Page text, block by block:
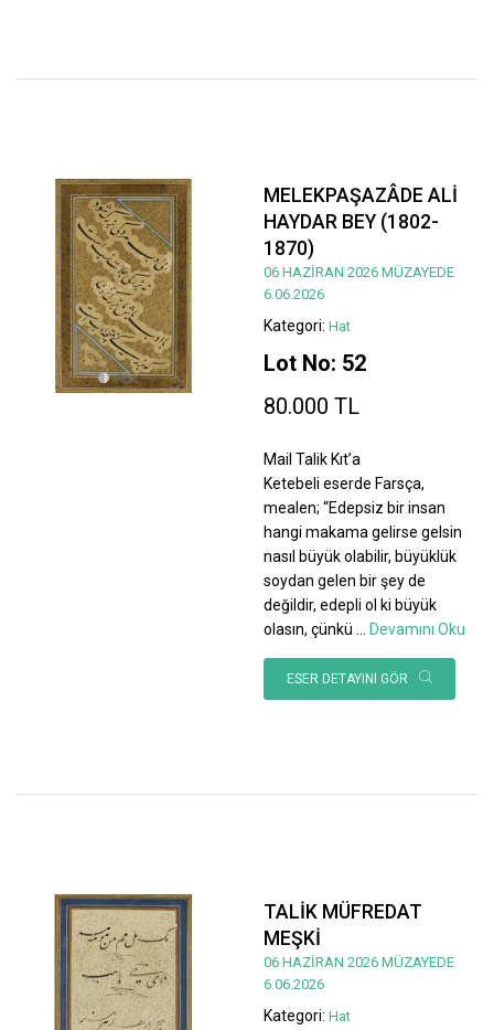
MELEKPAŞAZÂDE ALİ
HAYDAR BEY (1802-
1870)
06 HAZİRAN 2026 MÜZAYEDE
6.06.2026
Kategori: Hat
Lot No: 52
80.000 TL
Mail Talik Kıt’a
Ketebeli eserde Farsça,
mealen; “Edepsiz bir insan
hangi makama gelirse gelsin
nasıl büyük olabilir, büyüklük
soydan gelen bir şey de
değildir, edepli ol ki büyük
olasın, çünkü ... Devamını Oku
ESER DETAYINI GÖR
TALİK MÜFREDAT
MEŞKİ
06 HAZİRAN 2026 MÜZAYEDE
6.06.2026
Kategori: Hat